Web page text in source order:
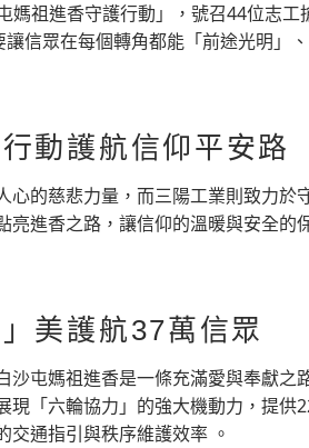
媽祖進香守護行動」，號召44位志
信眾在每個轉角都能「前途光明」
動護航信仰平安路
的慈悲力量，而三陽工業則致力於
進香之路，讓信仰的溫暖與安全的
美護航37萬信眾
屯媽祖進香是一條充滿愛與奉獻之
現「六輪協力」的強大機動力，提
通指引與秩序維護效率 。